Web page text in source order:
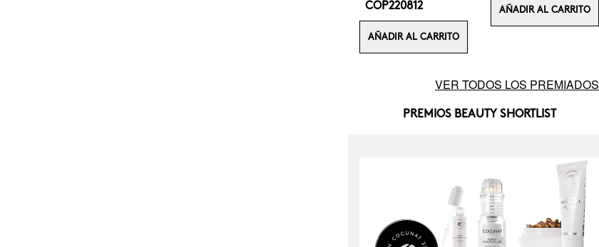
COP220812
AÑADIR AL CARRITO
AÑADIR AL CARRITO
VER TODOS LOS PREMIADOS
PREMIOS BEAUTY SHORTLIST